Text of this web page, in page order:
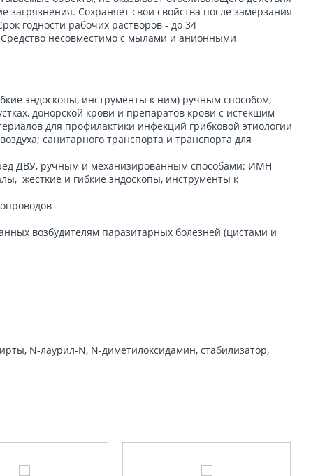
Сохраняет свои свойства после замерзания
годности рабочих растворов - до 34
Средство несовместимо с мылами и анионными
эндоскопы, инструменты к ним) ручным способом;
донорской крови и препаратов крови с истекшим
для профилактики инфекций грибковой этиологии
санитарного транспорта и транспорта для
ДВУ, ручным и механизированным способами: ИМН
жесткие и гибкие эндоскопы, инструменты к
возбудителям паразитарных болезней (цистами и
N-лаурил-N, N-диметилоксидамин, стабилизатор,